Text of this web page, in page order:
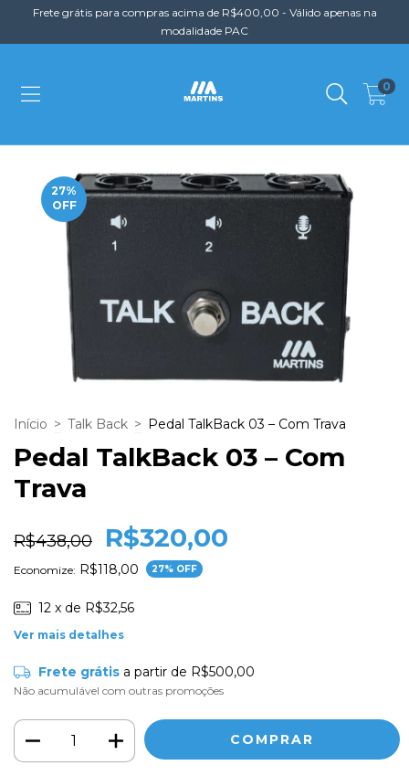
Frete grátis para compras acima de R$400,00 - Válido apenas na
modalidade PAC
0
27%
OFF
Início > Talk Back > Pedal TalkBack 03 – Com Trava
Pedal TalkBack 03 – Com
Trava
R$438,00 R$320,00
Economize: R$118,00 27% OFF
12 x de R$32,56
Ver mais detalhes
Frete grátis a partir de R$500,00
Não acumulável com outras promoções